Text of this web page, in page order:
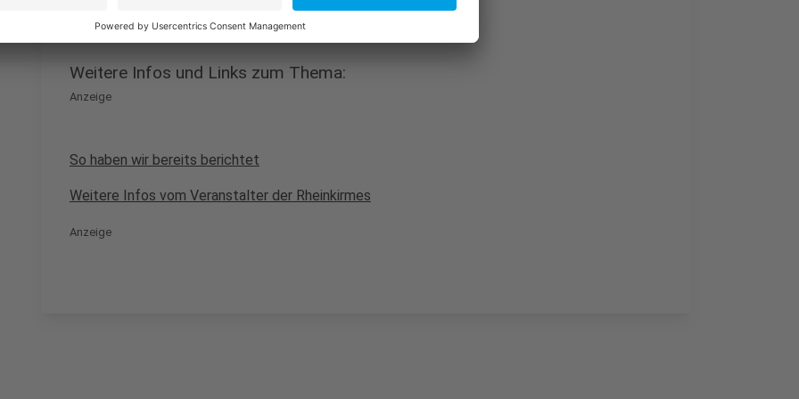
Weitere Infos und Links zum Thema:
Anzeige
So haben wir bereits berichtet
Weitere Infos vom Veranstalter der Rheinkirmes
Anzeige